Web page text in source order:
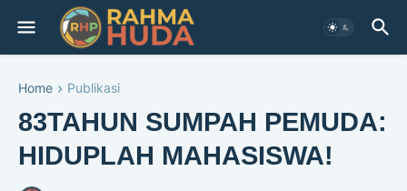
Home Publikasi
83TAHUN SUMPAH PEMUDA:
HIDUPLAH MAHASISWA!